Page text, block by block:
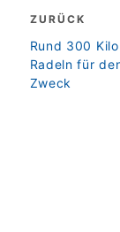
ZURÜCK
zurück
Rund 300
Radeln für
Zweck